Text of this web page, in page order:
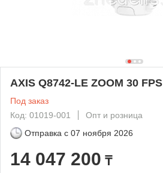
AXIS Q8742-LE ZOOM 30 FPS
Под заказ
Код: 01019-001
Опт и розница
Отправка с 07 ноября 2026
14 047 200 ₸